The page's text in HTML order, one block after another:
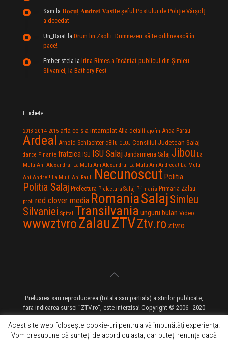
Sam la 𝐁𝐨𝐜𝐮ț 𝐀𝐧𝐝𝐫𝐞𝐢 𝐕𝐚𝐬𝐢𝐥e şeful Postului de Poliție Vârșolț
a decedat
Un_Baiat la Drum lin Zsolti. Dumnezeu sã te odihneascã în
pace!
Ember stela la Irina Rimes a încântat publicul din Şimleu
Silvaniei, la Bathory Fest
Etichete
2013 2014 2015 afla ce s-a intamplat Afla detalii ajofm Anca Parau
Ardeal Arnold Schlachter c8ilu CLUJ Consiliul Judetean Salaj
dance Finante fratzica ISU ISU Salaj Jandarmeria Salaj Jibou La
Multi Ani Alexandra! La Multi Ani Alexandru! La Multi Ani Andreea! La Multi
Ani Andrei! La Multi Ani Raul! Necunoscut Politia
Politia Salaj Prefectura Prefectura Salaj Primaria Primaria Zalau
profi red clover media RomaniaSalaj Simleu
Silvaniei Spital Transilvania unguru bulan Video
wwwztvroZalauZTVZtv.ro ztvro
Preluarea sau reproducerea (totala sau partiala) a stirilor publicate,
fara indicarea sursei "ZTV.ro", este interzisa! Copyright © 2006 - 2020
ZTV.ro - Televiziune pe Internet - Zalau TV
Acest site web folosește cookie-uri pentru a vă îmbunătăți experiența.
Vom presupune că sunteți de acord cu asta, dar puteți renunța dacă